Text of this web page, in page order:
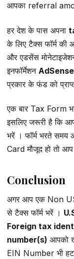
आपका referral
हर देश के पास अपना
के लिए टैक्स फॉर्म
और एडसेंस
इनफॉर्मेशन AdSense
प्रकार के फंड को
एक बार Tax Form
इसलिए जरूरी है कि
भरें । फॉर्म भरते
Card मौजूद हो तो
Conclusion
अगर आप एक Non US
से टैक्स फॉर्म भरें ।
Foreign tax
number(s) आपको
EIN Number भी